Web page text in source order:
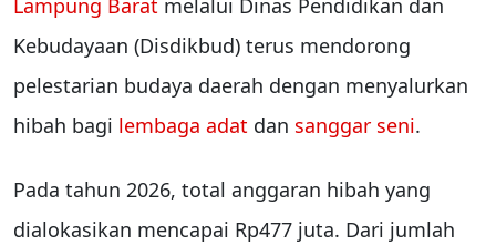
Lampung Barat melalui Dinas Pendidikan dan
Kebudayaan (Disdikbud) terus mendorong
pelestarian budaya daerah dengan menyalurkan
hibah bagi lembaga adat dan sanggar seni.
Pada tahun 2026, total anggaran hibah yang
dialokasikan mencapai Rp477 juta. Dari jumlah